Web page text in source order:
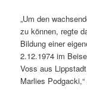
„Um den
zu können, regte
Bildung einer
2.12.1974 im
Voss aus
Marlies